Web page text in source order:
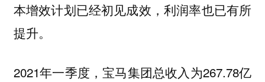
本增效计划已经初见成效，利润率也已有所
提升。
2021年一季度，宝马集团总收入为267.78亿